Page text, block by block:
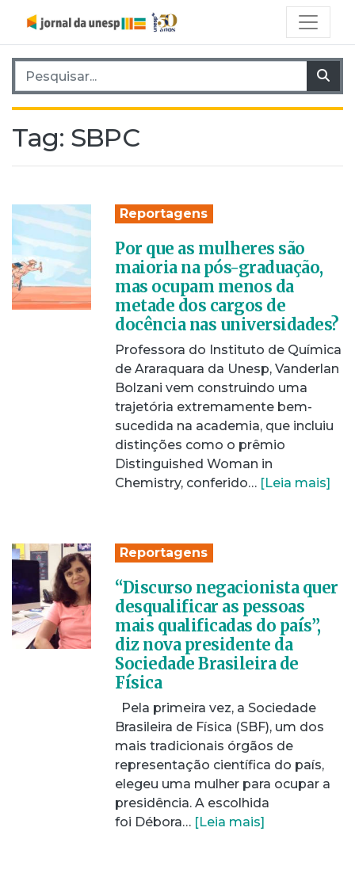
Pesquisar por:
Tag: SBPC
Reportagens
Por que as mulheres são
maioria na pós-graduação,
mas ocupam menos da
metade dos cargos de
docência nas universidades?
Professora do Instituto de Química
de Araraquara da Unesp, Vanderlan
Bolzani vem construindo uma
trajetória extremamente bem-
sucedida na academia, que incluiu
distinções como o prêmio
Distinguished Woman in
Chemistry, conferido… [Leia mais]
Reportagens
“Discurso negacionista quer
desqualificar as pessoas
mais qualificadas do país”,
diz nova presidente da
Sociedade Brasileira de
Física
Pela primeira vez, a Sociedade
Brasileira de Física (SBF), um dos
mais tradicionais órgãos de
representação científica do país,
elegeu uma mulher para ocupar a
presidência. A escolhida
foi Débora… [Leia mais]